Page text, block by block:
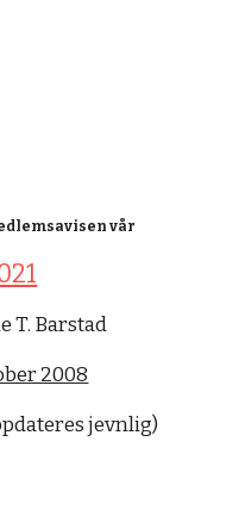
vår
T. Barstad
2008
jevnlig)